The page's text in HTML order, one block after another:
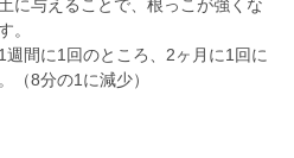
に与えることで、根っこが強くな
。
間に1回のところ、2ヶ月に1回に